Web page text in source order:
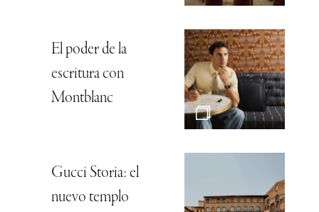
El poder de la
escritura con
Montblanc
Gucci Storia: el
nuevo templo